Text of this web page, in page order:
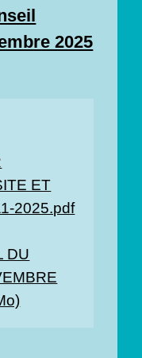
2025
ET
2025.pdf
DU